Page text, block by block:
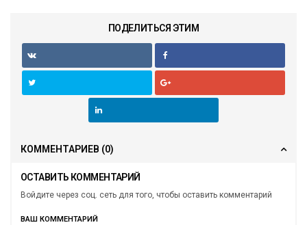
ПОДЕЛИТЬСЯ ЭТИМ
КОММЕНТАРИЕВ (0)
ОСТАВИТЬ КОММЕНТАРИЙ
Войдите через соц. сеть для того, чтобы оставить комментарий
ВАШ КОММЕНТАРИЙ